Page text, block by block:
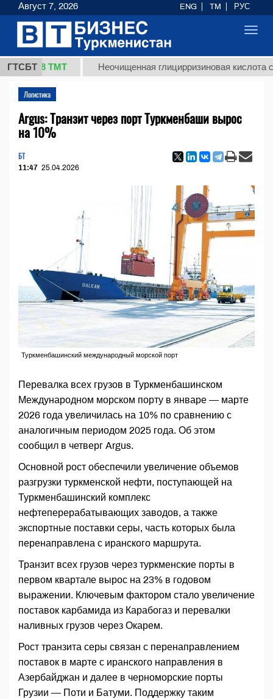
ГТСБТ
ТМТ Неочищенная глицирризиновая кислота
Логистика
Argus: Транзит через порт Туркменбаши вырос
на 10%
БТ
11:47 25.04.2026
Туркменбашинский международный морской порт
Перевалка всех грузов в Туркменбашинском
Международном морском порту в январе — марте
2026 года увеличилась на 10% по сравнению с
аналогичным периодом 2025 года. Об этом
сообщил в четверг Argus.
Основной рост обеспечили увеличение объемов
разгрузки туркменской нефти, поступающей на
Туркменбашинский комплекс
нефтеперерабатывающих заводов, а также
экспортные поставки серы, часть которых была
перенаправлена с иранского маршрута.
Транзит всех грузов через туркменские порты в
первом квартале вырос на 23% в годовом
выражении. Ключевым фактором стало увеличение
поставок карбамида из Карабогаз и перевалки
наливных грузов через Окарем.
Рост транзита серы связан с перенаправлением
поставок в марте с иранского направления в
Азербайджан и далее в черноморские порты
Грузии — Поти и Батуми. Поддержку таким
Август 7, 2026 ENG TM РУС